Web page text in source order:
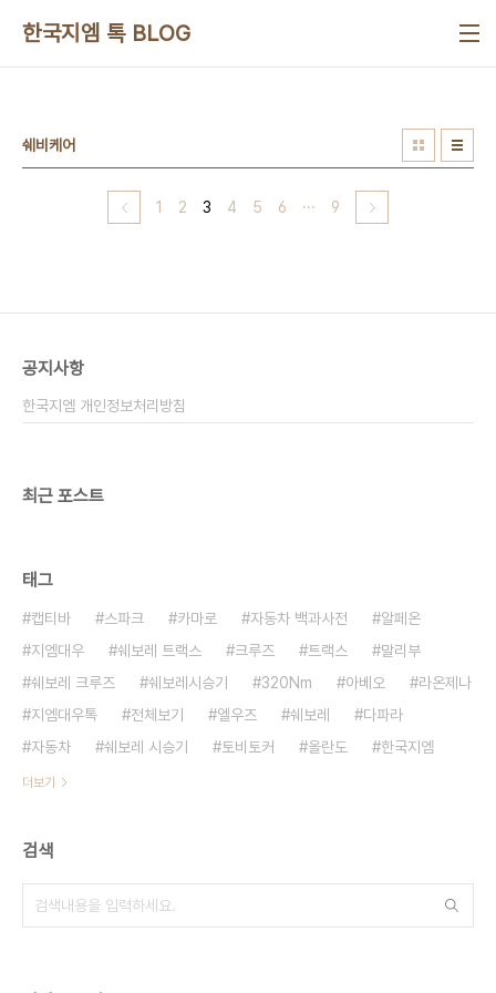
한국지엠 톡 BLOG
쉐비케어
1 2 3 4 5 6 ··· 9
공지사항
한국지엠 개인정보처리방침
최근 포스트
태그
캡티바 스파크 카마로 자동차 백과사전
알페온
지엠대우
쉐보레 트랙스 크루즈 트랙스
말리부
쉐보레 크루즈
쉐보레시승기 320Nm 아베오
라온제나
지엠대우톡
전체보기 엘우즈 쉐보레
다파라
자동차
쉐보레 시승기 토비토커 올란도 한국지엠
더보기
검색